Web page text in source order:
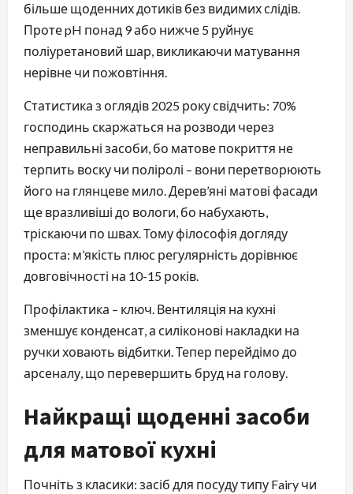
більше щоденних дотиків без видимих слідів.
Проте pH понад 9 або нижче 5 руйнує
поліуретановий шар, викликаючи матування
нерівне чи пожовтіння.
Статистика з оглядів 2025 року свідчить: 70%
господинь скаржаться на розводи через
неправильні засоби, бо матове покриття не
терпить воску чи поліролі – вони перетворюють
його на глянцеве мило. Дерев’яні матові фасади
ще вразливіші до вологи, бо набухають,
тріскаючи по швах. Тому філософія догляду
проста: м’якість плюс регулярність дорівнює
довговічності на 10-15 років.
Профілактика – ключ. Вентиляція на кухні
зменшує конденсат, а силіконові накладки на
ручки ховають відбитки. Тепер перейдімо до
арсеналу, що перевершить бруд на голову.
Найкращі щоденні засоби
для матової кухні
Почніть з класики: засіб для посуду типу Fairy чи